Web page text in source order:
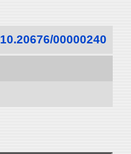
10.20676/00000240